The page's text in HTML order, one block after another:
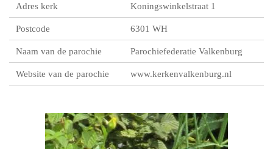
Adres kerk Koningswinkelstraat 1
Postcode 6301 WH
Naam van de parochie Parochiefederatie Valkenburg
Website van de parochie www.kerkenvalkenburg.nl